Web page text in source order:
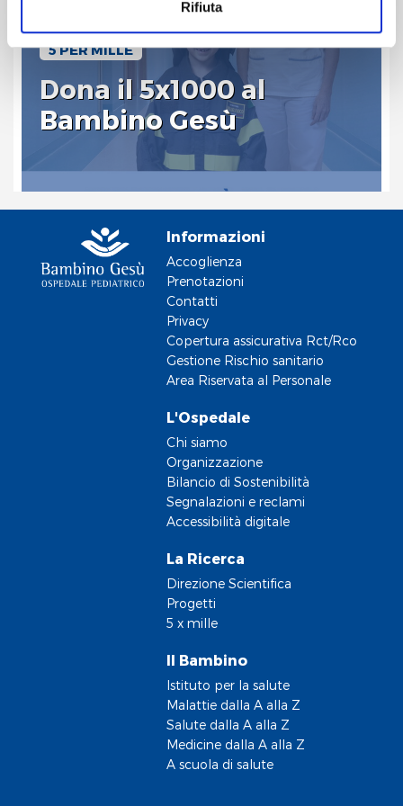
Chiudendo questo banner o utilizzando il pulsante
Rifiuta tutto", invece, verranno utilizzati i soli cookie
tecnici.
Rifiuta
5 PER MILLE
Dona il 5x1000 al
Bambino Gesù
Informazioni
Accoglienza
Prenotazioni
Contatti
Privacy
Copertura assicurativa Rct/Rco
Gestione Rischio sanitario
Area Riservata al Personale
L'Ospedale
Chi siamo
Organizzazione
Bilancio di Sostenibilità
Segnalazioni e reclami
Accessibilità digitale
La Ricerca
Direzione Scientifica
Progetti
5 x mille
Il Bambino
Istituto per la salute
Malattie dalla A alla Z
Salute dalla A alla Z
Medicine dalla A alla Z
A scuola di salute